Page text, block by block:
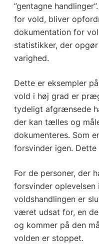
”gentagne
for vold, bliver
dokumentation for
statistikker, der
varighed.
Dette er eksempler
vold i høj grad er
tydeligt afgrænsede
der kan tælles og
dokumenteres. Som
forsvinder igen.
For de personer, der
forsvinder oplevelsen
voldshandlingen er
været udsat for, en
og kommer på den
volden er stoppet.